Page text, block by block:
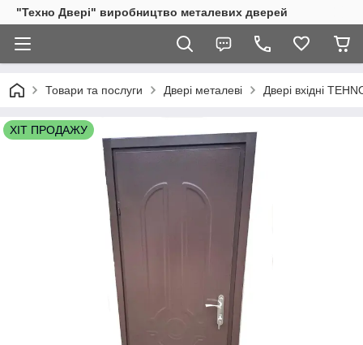
"Техно Двері" виробництво металевих дверей
Товари та послуги Двері металеві Двері вхідні
ХІТ ПРОДАЖУ